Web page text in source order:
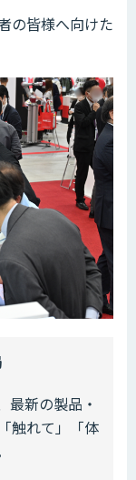
の皆様へ向けた
最新の製品・
触れて」「体